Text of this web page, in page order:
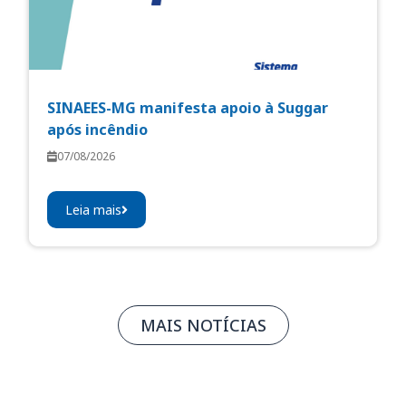
SINAEES-MG manifesta apoio à Suggar
após incêndio
07/08/2026
Leia mais
MAIS NOTÍCIAS